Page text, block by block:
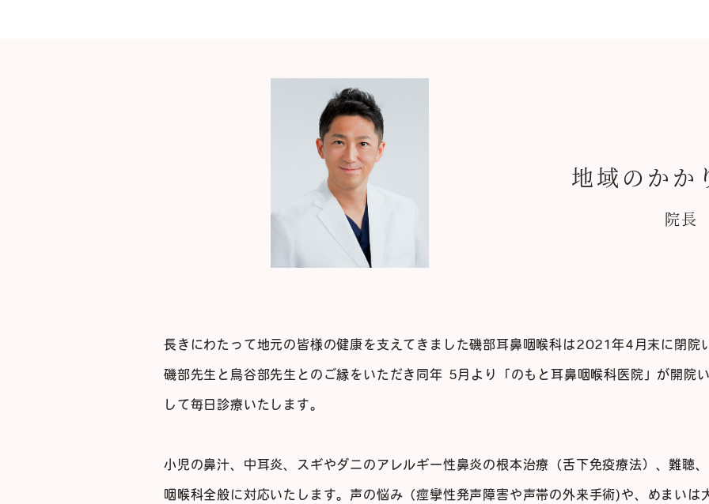
地域のかか
院
長きにわたって地元の皆様の健康を支えてきました磯部耳鼻咽喉科は2021年4月末に閉院
磯部先生と鳥谷部先生とのご縁をいただき同年 5月より「のもと耳鼻咽喉科医院」が開院
して毎日診療いたします。
小児の鼻汁、中耳炎、スギやダニのアレルギー性鼻炎の根本治療（舌下免疫療法）、難聴
咽喉科全般に対応いたします。声の悩み（痙攣性発声障害や声帯の外来手術)や、めまいは